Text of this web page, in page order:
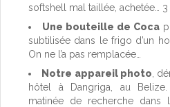
softshell mal taillée, achetée…
Une bouteille de Coca
subtilisée dans le frigo d’un
On ne l’a pas remplacée…
Notre appareil photo ,
hôtel à Dangriga, au
matinée de recherche dans